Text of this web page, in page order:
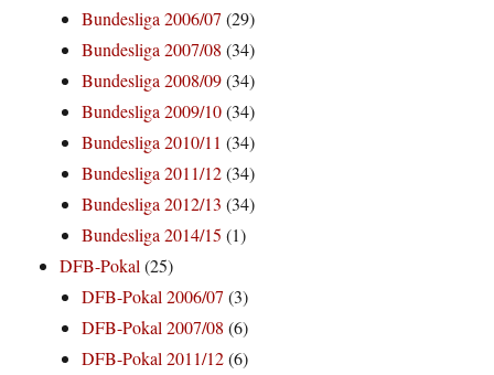
Bundesliga 2006/07 (29)
Bundesliga 2007/08 (34)
Bundesliga 2008/09(34)
Bundesliga 2009/10(34)
Bundesliga 2010/11 (34)
Bundesliga 2011/12(34)
Bundesliga 2012/13 (34)
Bundesliga 2014/15 (1)
DFB-Pokal (25)
DFB-Pokal 2006/07 (3)
DFB-Pokal 2007/08 (6)
DFB-Pokal 2011/12(6)